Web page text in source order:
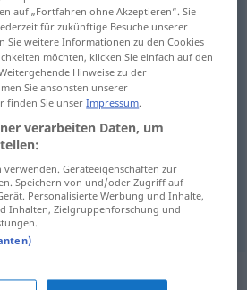
„poids“
f plume
für "plume"
auf „Fortfahren ohne Akzeptieren“. Sie
für zukünftige Besuche unserer
Sie weitere Informationen zu den Cookies
möchten, klicken Sie einfach auf den
Hinweise zu der
Sie ansonsten unserer
finden Sie unserImpressum.
verarbeiten Daten, um
verwenden. Geräteeigenschaften zur
Speichern von und/oder Zugriff auf
Personalisierte Werbung und Inhalte,
Inhalten, Zielgruppenforschung und